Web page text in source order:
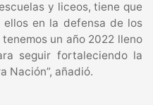
y liceos, tiene que
en la defensa de los
un año 2022 lleno
seguir fortaleciendo la
Nación”, añadió.